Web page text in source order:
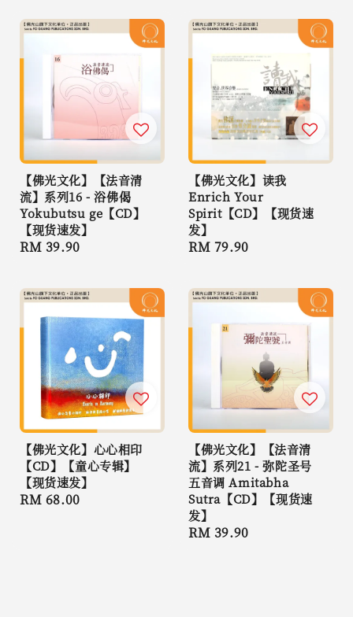
【佛光文化】【法音清
流】系列16 - 浴佛偈
Yokubutsu ge【CD】
【现货速发】
Regular
RM 39.90
【佛光文化】读我
Enrich Your
Spirit【CD】【现货速
发】
Regular
RM 79.90
【佛光文化】心心相印
【CD】【童心专辑】
【现货速发】
Regular
RM 68.00
【佛光文化】【法音清
流】系列21 - 弥陀圣号
五音调 Amitabha
Sutra【CD】【现货速
发】
Regular
RM 39.90